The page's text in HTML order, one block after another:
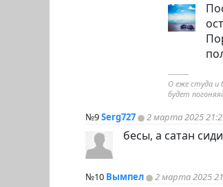
----------
О еже студа и
будет
№9Serg727 2 марта 2025
бесы, а сатан
№10 Вымпел 2 марта 2025